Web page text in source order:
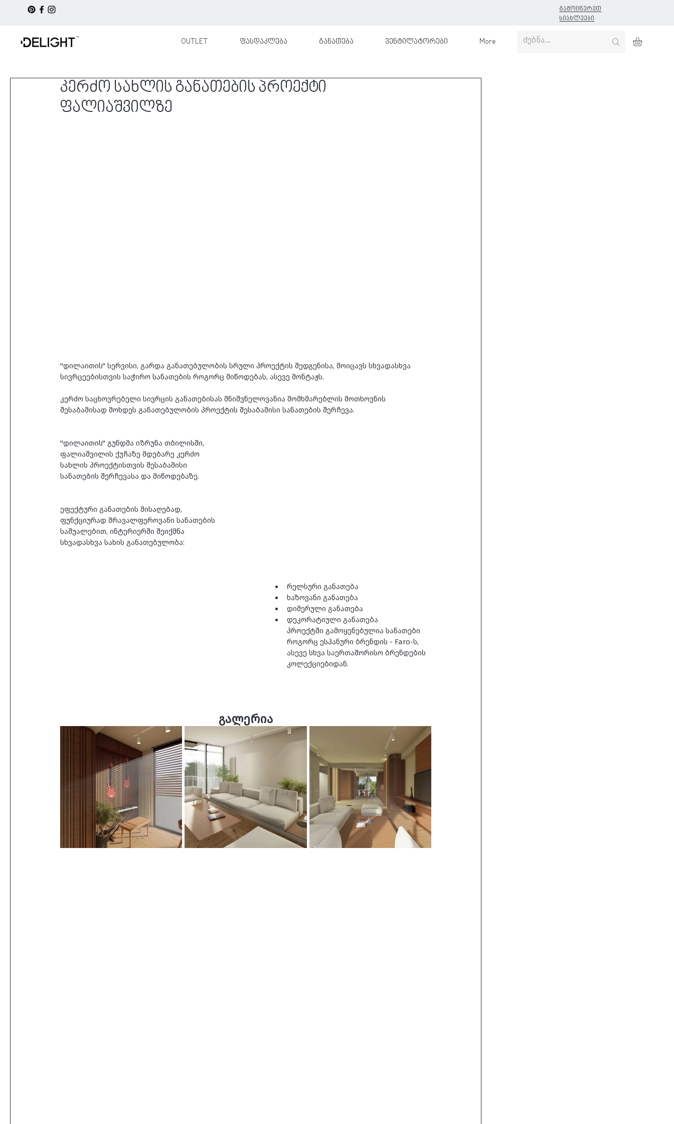
გამოიწერეთ
სიახლეები
OUTLET ფასდაკლება განათება ვენტილატორები More
კერძო სახლის განათების პროექტი
ფალიაშვილზე
"დილაითის" სერვისი, გარდა განათებულობის სრული პროექტის შედგენისა, მოიცავს სხვადასხვა
სივრცეებისთვის საჭირო სანათების როგორც მიწოდებას, ასევე მონტაჟს.
კერძო საცხოვრებელი სივრცის განათებისას მნიშვნელოვანია მომხმარებლის მოთხოვნის
შესაბამისად მოხდეს განათებულობის პროექტის შესაბამისი სანათების შერჩევა.
"დილაითის" გუნდმა იზრუნა თბილისში,
ფალიაშვილის ქუჩაზე მდებარე კერძო
სახლის პროექტისთვის შესაბამისი
სანათების შერჩევასა და მიწოდებაზე.
ეფექტური განათების მისაღებად,
ფუნქციურად მრავალფეროვანი სანათების
საშუალებით, ინტერიერში შეიქმნა
სხვადასხვა სახის განათებულობა:
რელსური განათება
ხაზოვანი განათება
დიმერული განათება
დეკორატიული განათება
პროექტში გამოყენებულია სანათები
როგორც ესპანური ბრენდის - Faro-ს,
ასევე სხვა საერთაშორისო ბრენდების
კოლექციებიდან.
გალერია